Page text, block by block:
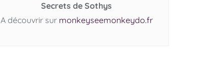
Secrets de Sothys
A découvrir sur monkeyseemonkeydo.fr